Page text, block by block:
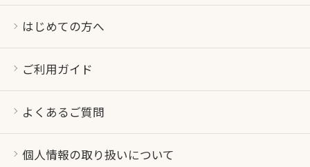
はじめての方へ
ご利用ガイド
よくあるご質問
個人情報の取り扱いについて